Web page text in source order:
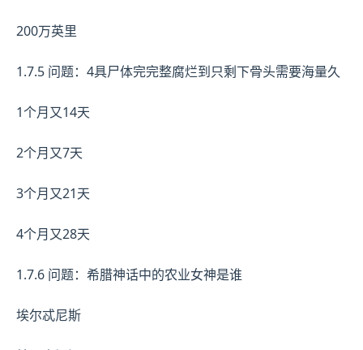
200万英里
1.7.5 问题：4具尸体完完整腐烂到只剩下骨头需要海量久
1个月又14天
2个月又7天
3个月又21天
4个月又28天
1.7.6 问题：希腊神话中的农业女神是谁
埃尔忒尼斯